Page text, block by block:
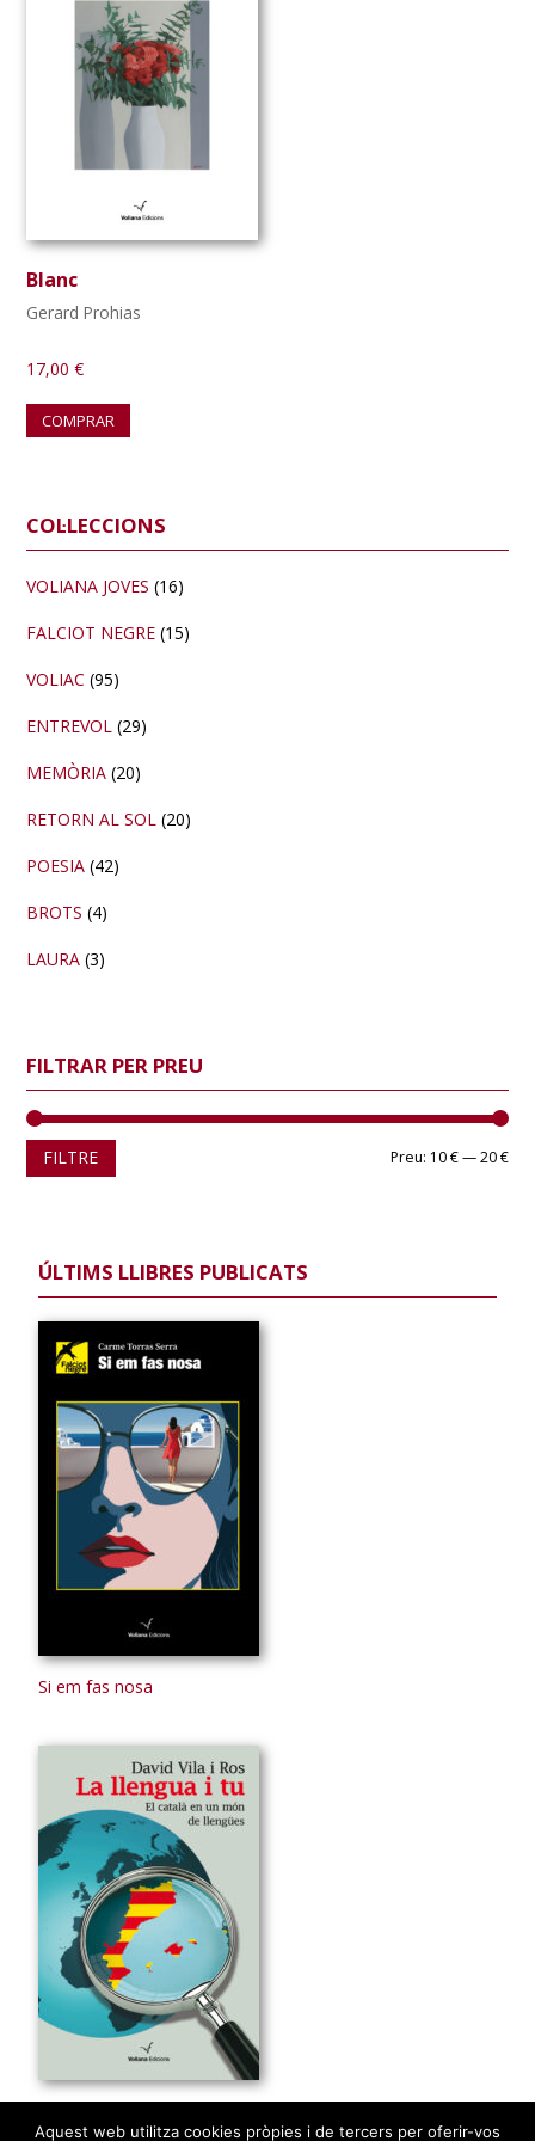
Blanc
Gerard Prohias
17,00€
COMPRAR
Barra
lateral
primària
COL·LECCIONS
VOLIANA JOVES (16)
FALCIOT NEGRE (15)
VOLIAC (95)
ENTREVOL (29)
MEMÒRIA (20)
RETORN AL SOL (20)
POESIA (42)
BROTS (4)
LAURA (3)
FILTRAR PER PREU
FILTRE Preu: 10 €—20 €
ÚLTIMS LLIBRES PUBLICATS
Si em fas nosa
Aquest web utilitza cookies pròpies i de tercers per oferir-vos